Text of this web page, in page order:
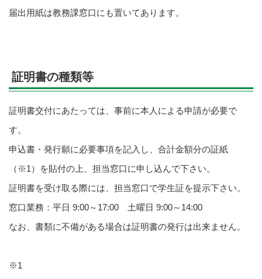
届出用紙は教務課窓口にも置いてあります。
証明書の種類等
証明書交付にあたっては、事前に本人による申請が必要で
す。
申込書・発行願に必要事項を記入し、合計金額分の証紙
（※1）を貼付の上、担当窓口に申し込んで下さい。
証明書を受け取る際には、担当窓口で学生証を提示下さい。
窓口業務：平日 9:00～17:00 土曜日 9:00～14:00
なお、書類に不備がある場合は証明書の発行は出来ません。
※1